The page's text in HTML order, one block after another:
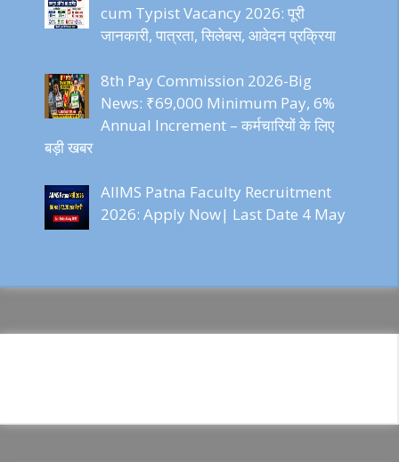
cum Typist Vacancy 2026: पूरी
जानकारी, पात्रता, सिलेबस, आवेदन प्रक्रिया
8th Pay Commission 2026-Big
News: ₹69,000 Minimum Pay, 6%
Annual Increment – कर्मचारियों के लिए
बड़ी खबर
AIIMS Patna Faculty Recruitment
2026: Apply Now| Last Date 4 May